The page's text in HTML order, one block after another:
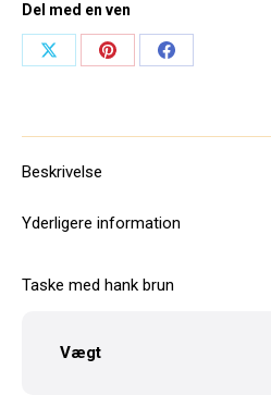
Del med en ven
Share
Share
Share
Beskrivelse
Yderligere information
Taske med hank brun
Vægt